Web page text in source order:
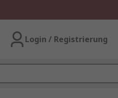
Login / Registrierung